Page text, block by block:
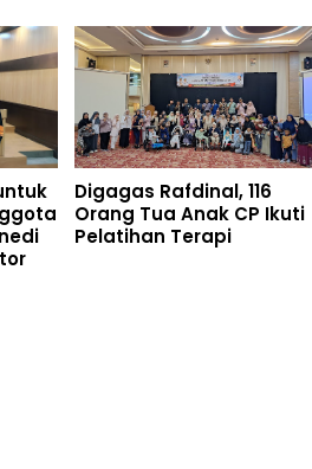
Digagas Rafdinal, 116
Orang Tua Anak CP Ikuti
Pelatihan Terapi